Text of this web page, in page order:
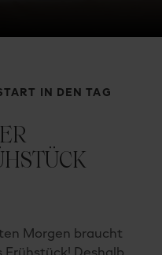
IN DEN TAG
Morgen braucht